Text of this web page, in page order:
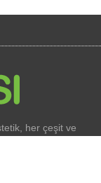
her çeşit ve